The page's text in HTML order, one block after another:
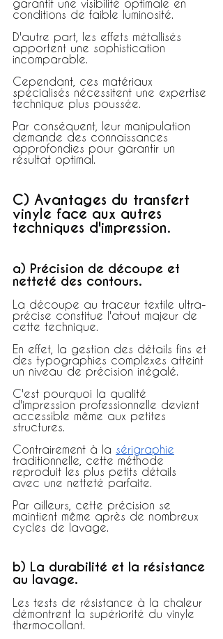
garantit une visibilité optimale en
conditions de faible luminosité.
D'autre part, les effets métallisés
apportent une sophistication
incomparable.
Cependant, ces matériaux
spécialisés nécessitent une expertise
technique plus poussée.
Par conséquent, leur manipulation
demande des connaissances
approfondies pour garantir un
résultat optimal.
C) Avantages du transfert
vinyle face aux autres
techniques d'impression.
a) Précision de découpe et
netteté des contours.
La découpe au traceur textile ultra-
précise constitue l'atout majeur de
cette technique.
En effet, la gestion des détails fins et
des typographies complexes atteint
un niveau de précision inégalé.
C'est pourquoi la qualité
d'impression professionnelle devient
accessible même aux petites
structures.
Contrairement à la sérigraphie
traditionnelle, cette méthode
reproduit les plus petits détails
avec une netteté parfaite.
Par ailleurs, cette précision se
maintient même après de nombreux
cycles de lavage.
b) La durabilité et la résistance
au lavage.
Les tests de résistance à la chaleur
démontrent la supériorité du vinyle
thermocollant.